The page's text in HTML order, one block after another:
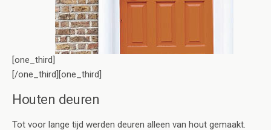
[one_third]
[/one_third][one_third]
Houten deuren
Tot voor lange tijd werden deuren alleen van hout gemaakt.